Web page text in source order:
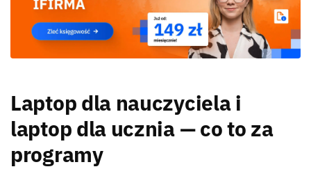
Laptop dla nauczyciela i
laptop dla ucznia — co to za
programy